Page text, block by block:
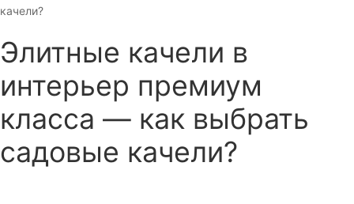
качели?
Элитные качели в
интерьер премиум
класса — как выбрать
садовые качели?